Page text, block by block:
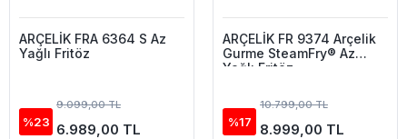
ARÇELİK FRA 6364 S Az
Yağlı Fritöz
%23
9.099,00 TL
6.989,00 TL
ARÇELİK FR 9374 Arçelik
Gurme SteamFry® Az
Yağlı Fritöz
%17
10.799,00 TL
8.999,00 TL